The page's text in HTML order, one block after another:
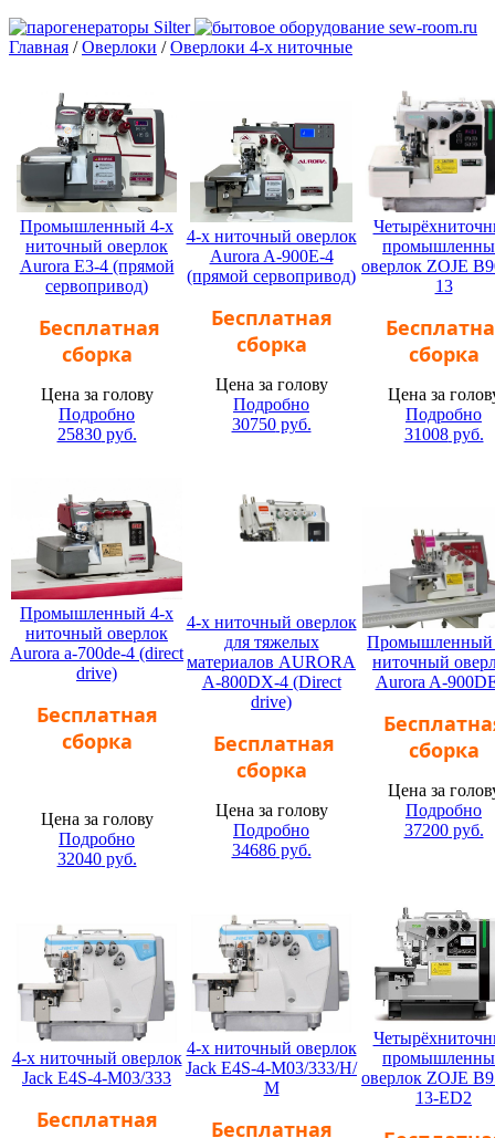
Главная /Оверлоки /Оверлоки 4-х ниточные
Промышленный 4-х
ниточный оверлок
Aurora E3-4 (прямой
сервопривод)
Бесплатная
сборка
Цена за голову
Подробно
25830руб.
4-х ниточный оверлок
Aurora A-900E-4
(прямой сервопривод)
Бесплатная
сборка
Цена за голову
Подробно
30750руб.
оверлок ZOJE
13
сборка
Цена за
Подробно
31008руб.
Промышленный 4-х
ниточный оверлок
Aurora a-700de-4 (direct
drive)
Бесплатная
сборка
Цена за голову
Подробно
32040руб.
4-х ниточный оверлок
для тяжелых
материалов AURORA
A-800DX-4 (Direct
drive)
Бесплатная
сборка
Цена за голову
Подробно
34686руб.
Промышленный
ниточный
Aurora A-
сборка
Цена за
Подробно
37200руб.
4-х ниточный оверлок
Jack E4S-4-M03/333
Бесплатная
4-х ниточный оверлок
Jack E4S-4-M03/333/Н/
М
Бесплатная
оверлок ZOJE
13-ED2